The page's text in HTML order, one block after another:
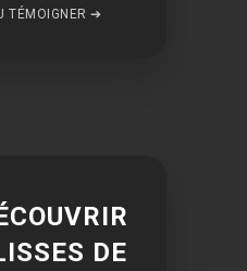
TÉMOIGNER ➔
DE